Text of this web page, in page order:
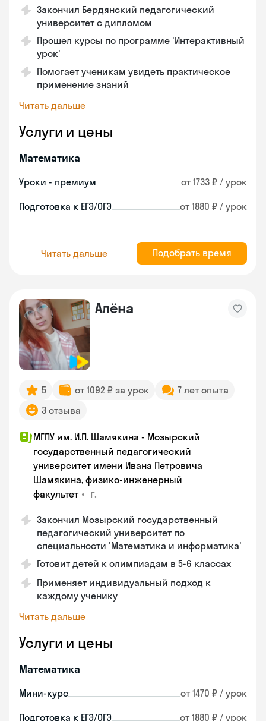
Закончил Бердянский педагогический
университет с дипломом
Прошел курсы по программе 'Интерактивный
урок'
Помогает ученикам увидеть практическое
применение знаний
Читать дальше
Услуги и цены
Математика
Уроки - премиум от 1733 ₽ / урок
Подготовка к ЕГЭ/ОГЭ от 1880 ₽ / урок
Читать дальше Подобрать время
Алёна
5 от 1092 ₽ за урок
7 лет опыта
3 отзыва
МГПУ им. И.П. Шамякина - Мозырский
государственный педагогический
университет имени Ивана Петровича
Шамякина, физико-инженерный
факультет • г.
Закончил Мозырский государственный
педагогический университет по
специальности 'Математика и информатика'
Готовит детей к олимпиадам в 5-6 классах
Применяет индивидуальный подход к
каждому ученику
Читать дальше
Услуги и цены
Математика
Мини-курс от 1470 ₽ / урок
Подготовка к ЕГЭ/ОГЭ от 1880 ₽ / урок